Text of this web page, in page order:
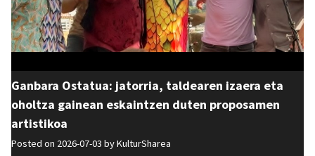
Ganbara Ostatua: jatorria, taldearen izaera eta
oholtza gainean eskaintzen duten proposamen
artistikoa
Posted on 2026-07-03 byKulturSharea